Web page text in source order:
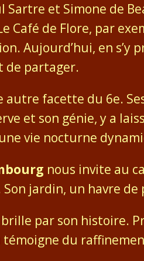
Sartre et Simone de
Café de Flore, par
Aujourd’hui, en
de partager.
autre facette du 6e.
et son génie, y a
vie nocturne
nous invite au
jardin, un havre
par son histoire.
du